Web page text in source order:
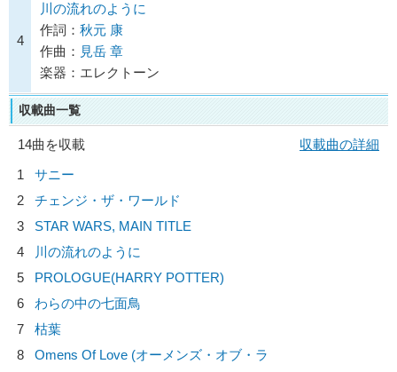
4
川の流れのように
作詞： 秋元 康
作曲： 見岳 章
楽器：エレクトーン
収載曲一覧
14曲を収載
収載曲の詳細
1
サニー
2
チェンジ・ザ・ワールド
3
STAR WARS, MAIN TITLE
4
川の流れのように
5
PROLOGUE(HARRY POTTER)
6
わらの中の七面鳥
7
枯葉
8
Omens Of Love (オーメンズ・オブ・ラ